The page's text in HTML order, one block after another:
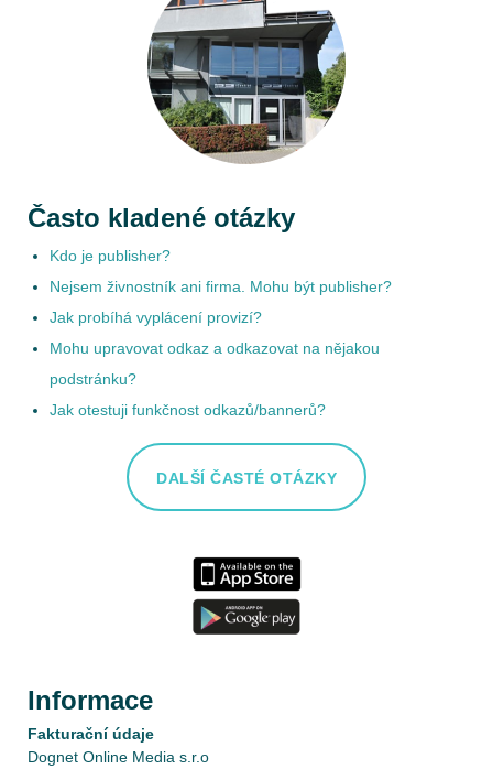
Často kladené otázky
Kdo je publisher?
Nejsem živnostník ani firma. Mohu být publisher?
Jak probíhá vyplácení provizí?
Mohu upravovat odkaz a odkazovat na nějakou
podstránku?
Jak otestuji funkčnost odkazů/bannerů?
DALŠÍ ČASTÉ OTÁZKY
Informace
Fakturační údaje
Dognet Online Media s.r.o